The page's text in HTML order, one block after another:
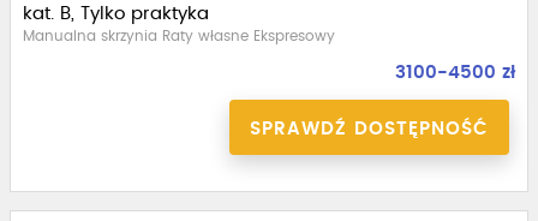
kat. B, Tylko praktyka
Manualna skrzynia Raty własne Ekspresowy
3100-4500 zł
SPRAWDŹ DOSTĘPNOŚĆ